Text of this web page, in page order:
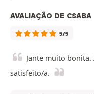
AVALIAÇÃO DE CSABA
5/5
Jante muito
satisfeito/a.